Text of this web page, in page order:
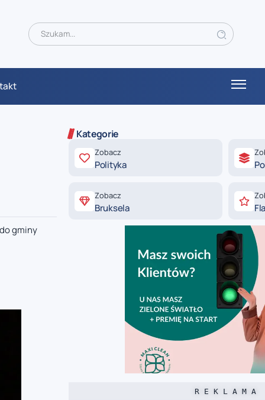
gminy
Kategorie
Zobacz
Polityka
Zobacz
Bruksela
R E K L A M A